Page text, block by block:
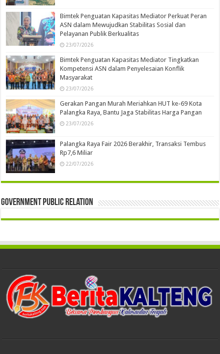
Bimtek Penguatan Kapasitas Mediator Perkuat Peran
ASN dalam Mewujudkan Stabilitas Sosial dan
Pelayanan Publik Berkualitas
23/07/2026
Bimtek Penguatan Kapasitas Mediator Tingkatkan
Kompetensi ASN dalam Penyelesaian Konflik
Masyarakat
23/07/2026
Gerakan Pangan Murah Meriahkan HUT ke-69 Kota
Palangka Raya, Bantu Jaga Stabilitas Harga Pangan
23/07/2026
Palangka Raya Fair 2026 Berakhir, Transaksi Tembus
Rp7,6 Miliar
22/07/2026
Government Public Relation